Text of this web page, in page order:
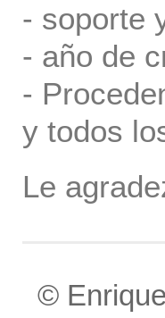
- soporte
- año de
-
y todos
Le
©